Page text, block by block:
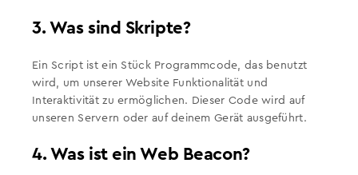
3. Was sind Skripte?
Ein Script ist ein Stück Programmcode, das benutzt
wird, um unserer Website Funktionalität und
Interaktivität zu ermöglichen. Dieser Code wird auf
unseren Servern oder auf deinem Gerät ausgeführt.
4. Was ist ein Web Beacon?